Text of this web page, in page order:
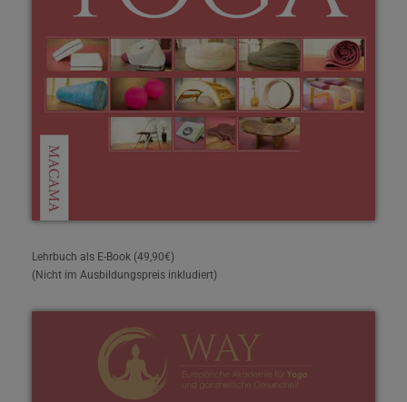
Lehrbuch als E-Book (49,90€)
(Nicht im Ausbildungspreis inkludiert)